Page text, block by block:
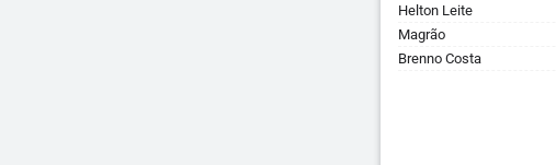
Helton Leite
Magrão
Brenno Costa